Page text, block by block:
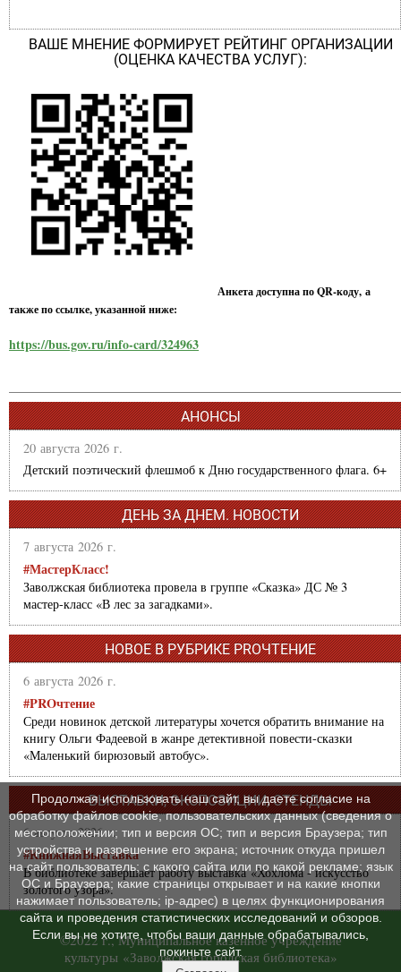
ВАШЕ МНЕНИЕ ФОРМИРУЕТ РЕЙТИНГ ОРГАНИЗАЦИИ
(ОЦЕНКА КАЧЕСТВА УСЛУГ):
Анкета доступна по QR-коду, а
также по ссылке, указанной ниже:
https://bus.gov.ru/info-card/324963
АНОНСЫ
20 августа 2026 г.
Детский поэтический флешмоб к Дню государственного флага. 6+
ДЕНЬ ЗА ДНЕМ. НОВОСТИ
7 августа 2026 г.
#МастерКласс!
Заволжская библиотека провела в группе «Сказка» ДС № 3
мастер-класс «В лес за загадками».
НОВОЕ В РУБРИКЕ PROЧТЕНИЕ
6 августа 2026 г.
#PROчтение
Среди новинок детской литературы хочется обратить внимание на
книгу Ольги Фадеевой в жанре детективной повести-сказки
«Маленький бирюзовый автобус».
ВЫСТАВКИ, ЭКСПОЗИЦИИ, СТЕНДЫ
6 августа 2026 г.
#КнижнаяВыставка
В библиотеке завершает работу выставка «Хохлома - искусство
золотого узора».
©2022 г., Муниципальное казенное учреждение
культуры «Заволжская городская библиотека»
Продолжая использовать наш сайт, вы даете согласие на
обработку файлов cookie, пользовательских данных (сведения о
местоположении; тип и версия ОС; тип и версия Браузера; тип
устройства и разрешение его экрана; источник откуда пришел
на сайт пользователь; с какого сайта или по какой рекламе; язык
ОС и Браузера; какие страницы открывает и на какие кнопки
нажимает пользователь; ip-адрес) в целях функционирования
сайта и проведения статистических исследований и обзоров.
Если вы не хотите, чтобы ваши данные обрабатывались,
покиньте сайт.